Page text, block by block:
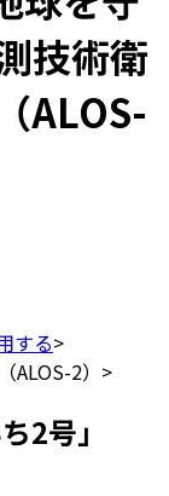
技術衛
ALOS-
する>
2） >
2号」